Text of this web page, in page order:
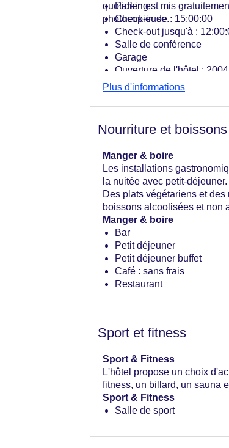
quotidien est mis
photocopieuse.
Parking
Check-in de : 15:00:00
Check-out jusqu'à :
Salle de conférence
Garage
Ouverture de l'hôtel : 2004
Coffre-fort de l'hôtel
Ascenseur
Nombre de salles de
Service de chambre : sans
Nombre total d'étages : 8
Nombre total de
Modes de paiement :
Catégorie nationale : 4
Plus d'informations
Nourriture et boissons
Manger & boire
Les installations
la nuitée avec petit-
Des plats végétariens et
boissons alcoolisées et non
Manger & boire
Bar
Petit déjeuner
Petit déjeuner buffet
Café : sans frais
Restaurant
Sport et fitness
Sport & Fitness
L'hôtel propose un choix
fitness, un billard, un sauna
Sport & Fitness
Salle de sport